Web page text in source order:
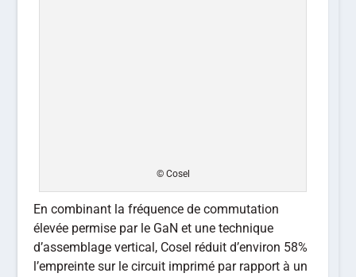
© Cosel
En combinant la fréquence de commutation
élevée permise par le GaN et une technique
d’assemblage vertical, Cosel réduit d’environ 58%
l’empreinte sur le circuit imprimé par rapport à un